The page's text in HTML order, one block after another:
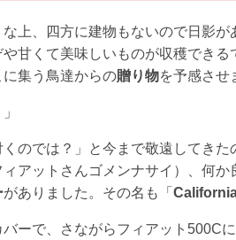
な上、四方に建物もないので日影
甘くて美味しいものが収穫でき
集う鳥達からの贈り物を予感させ
のでは？」と今まで敬遠してき
アットさんゴメンナサイ）、何
がありました。その名も「
ーで、さながらフィアット500C